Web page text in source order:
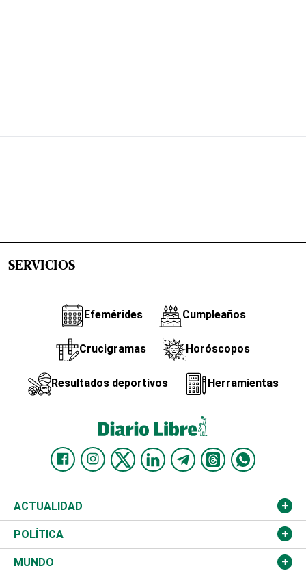
SERVICIOS
Efemérides Cumpleaños
Crucigramas Horóscopos
Resultados deportivos Herramientas
ACTUALIDAD
Nacional
Ciudad
POLÍTICA
Partidos
MUNDO